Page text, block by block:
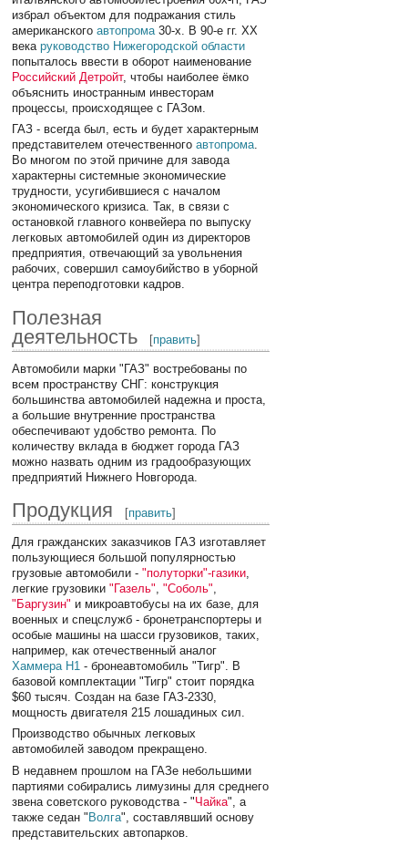
избрал объектом для подражания стиль
американскогоавтопрома30-х. В 90-е гг. XX
векаруководство Нижегородской области
попыталось ввести в оборот наименование
Российский Детройт, чтобы наиболее ёмко
объяснить иностранным инвесторам
процессы, происходящее с ГАЗом.
ГАЗ - всегда был, есть и будет характерным
представителем отечественногоавтопрома.
Во многом по этой причине для завода
характерны системные экономические
трудности, усугибившиеся с началом
экономического кризиса. Так, в связи с
остановкой главного конвейера по выпуску
легковых автомобилей один из директоров
предприятия, отвечающий за увольнения
рабочих, совершил самоубийство в уборной
центра переподготовки кадров.
Полезная
деятельность
[править]
Автомобили марки "ГАЗ" востребованы по
всем пространству СНГ: конструкция
большинства автомобилей надежна и проста,
а большие внутренние пространства
обеспечивают удобство ремонта. По
количеству вклада в бюджет города ГАЗ
можно назвать одним из градообразующих
предприятий Нижнего Новгорода.
Продукция [править]
Для гражданских заказчиков ГАЗ изготавляет
пользующиеся большой популярностью
грузовые автомобили -"полуторки"-газики
легкие грузовики"Газель" ,"Соболь"
"Баргузин" и микроавтобусы на их базе, для
военных и спецслужб - бронетранспортеры и
особые машины на шасси грузовиков, таких,
например, как отечественный аналог
Хаммера H1 - бронеавтомобиль "Тигр". В
базовой комплектации "Тигр" стоит порядка
$60 тысяч. Создан на базе ГАЗ-2330,
мощность двигателя 215 лошадиных сил.
Производство обычных легковых
автомобилей заводом прекращено.
В недавнем прошлом на ГАЗе небольшими
партиями собирались лимузины для среднего
звена советского руководства - "Чайка", а
также седан " Волга", составлявший основу
представительских автопарков.